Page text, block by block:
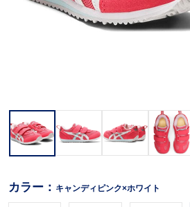
カラー： キャンディピンク×ホワイト